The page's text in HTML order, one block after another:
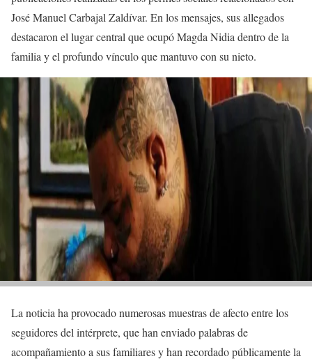
José Manuel Carbajal Zaldívar. En los mensajes, sus allegados
destacaron el lugar central que ocupó Magda Nidia dentro de la
familia y el profundo vínculo que mantuvo con su nieto.
La noticia ha provocado numerosas muestras de afecto entre los
seguidores del intérprete, que han enviado palabras de
acompañamiento a sus familiares y han recordado públicamente la